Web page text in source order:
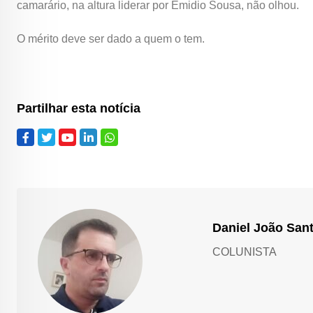
camarário, na altura liderar por Emidio Sousa, não olhou.
O mérito deve ser dado a quem o tem.
Partilhar esta notícia
Daniel João
COLUNISTA